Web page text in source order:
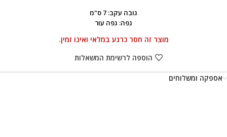
גובה עקב: 7 ס"מ
גפה: גפה עור
מוצר זה חסר כרגע במלאי ואינו זמין.
הוספה לרשימת המשאלות
אספקה ומשלוחים